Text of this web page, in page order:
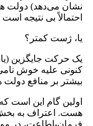
نشان می‌دهد) دولت
احتمالاً بی نتیجه
یا، ژست کمتر؟
یک حرکت جایگزین (یا
کنونی علیه خوش
بیشتر بر منافع
اولین گام این است
هست. اعتراف به بخش
فرمان-اطاعت، در